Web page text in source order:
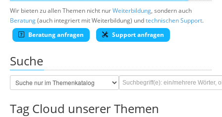
Wir bieten zu allen Themen nicht nurWeiterbildung, sondern auch
Beratung(auch integriert mit Weiterbildung) undtechnischen Support.
Beratung anfragen
Support anfragen
Suche
Tag Cloud unserer Themen